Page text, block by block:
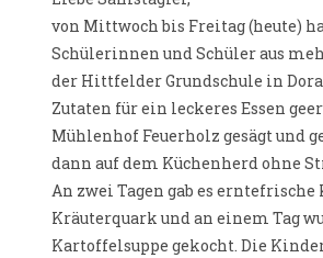
von Mittwoch bis Freitag (heute)
Schülerinnen und Schüler aus
der Hittfelder Grundschule in
Zutaten für ein leckeres Essen
Mühlenhof Feuerholz gesägt und
dann auf dem Küchenherd ohne
An zwei Tagen gab es
Kräuterquark und an einem Tag
Kartoffelsuppe gekocht. Die